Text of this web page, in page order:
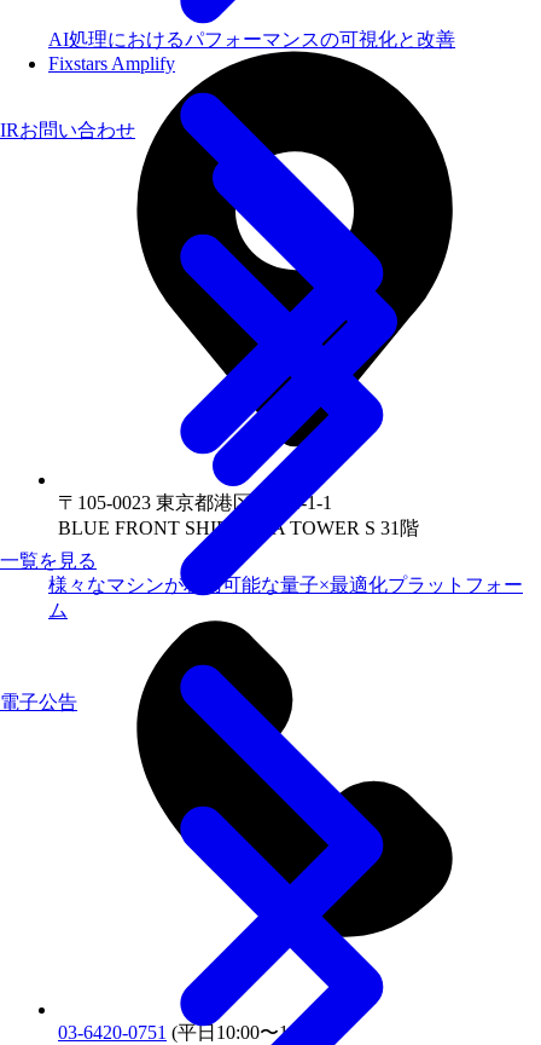
一覧を見る
AI処理におけるパフォーマンスの可視化と改善
Fixstars Amplify
様々なマシンが利用可能な量子×最適化プラットフォー
ム
IRお問い合わせ
電子公告
〒105-0023 東京都港区芝浦1-1-1
BLUE FRONT SHIBAURA TOWER S 31階
03-6420-0751 (平日10:00〜18:00)